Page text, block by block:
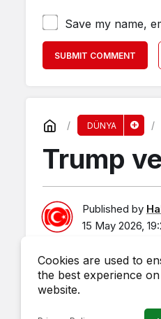
Save my name,
SUBMIT COMMENT
DÜNYA
Trump
Published by
15 May 2026,
Cookies are used to
the best experience
website.